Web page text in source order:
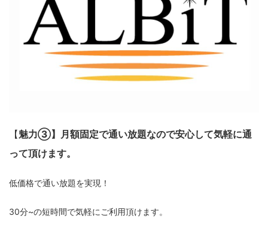
【魅力③】月額固定で通い放題なので安心して気軽に通
って頂けます。
低価格で通い放題を実現！
30分~の短時間で気軽にご利用頂けます。